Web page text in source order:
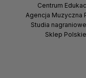
Centrum
Agencja Muzyczna
Studia
Sklep